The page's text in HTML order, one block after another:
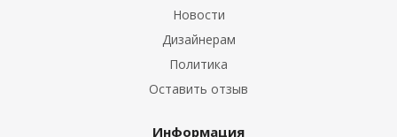
Новости
Дизайнерам
Политика
Оставить отзыв
Информация